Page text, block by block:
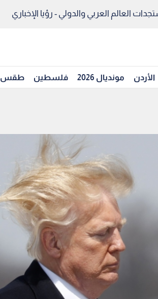
العالم العربي والدولي - رؤيا الإخباري
الأردن مونديال 2026 فلسطين طقس